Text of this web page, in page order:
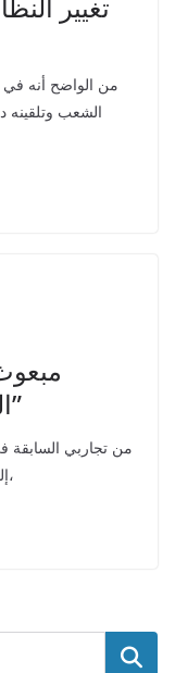
من الواضح أنه في
الشعب
السودانية … “فؤاد العجباني”
من تجاربي السابقة
إلينا كل بضعة أعوام مبعوثا منها، واحدا أو أكثر،
البحث